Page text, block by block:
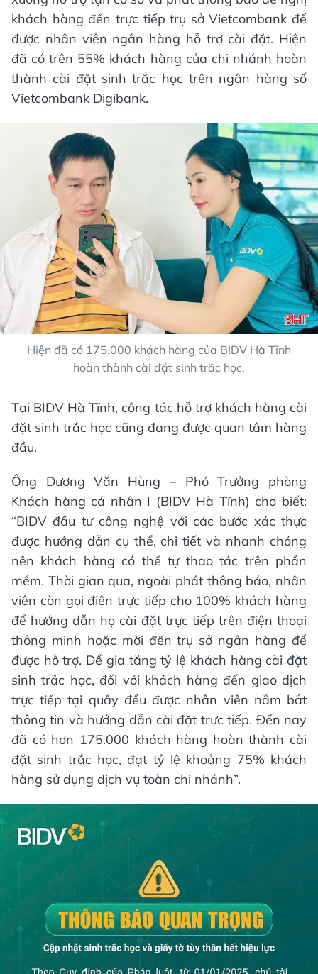
khách hàng đến trực tiếp trụ sở Vietcombank để
được nhân viên ngân hàng hỗ trợ cài đặt. Hiện
đã có trên 55% khách hàng của chi nhánh hoàn
thành cài đặt sinh trắc học trên ngân hàng số
Vietcombank Digibank.
Hiện đã có 175.000 khách hàng của BIDV Hà Tĩnh
hoàn thành cài đặt sinh trắc học.
Tại BIDV Hà Tĩnh, công tác hỗ trợ khách hàng cài
đặt sinh trắc học cũng đang được quan tâm hàng
đầu.
Ông Dương Văn Hùng – Phó Trưởng phòng
Khách hàng cá nhân I (BIDV Hà Tĩnh) cho biết:
“BIDV đầu tư công nghệ với các bước xác thực
được hướng dẫn cụ thể, chi tiết và nhanh chóng
nên khách hàng có thể tự thao tác trên phần
mềm. Thời gian qua, ngoài phát thông báo, nhân
viên còn gọi điện trực tiếp cho 100% khách hàng
để hướng dẫn họ cài đặt trực tiếp trên điện thoại
thông minh hoặc mời đến trụ sở ngân hàng để
được hỗ trợ. Để gia tăng tỷ lệ khách hàng cài đặt
sinh trắc học, đối với khách hàng đến giao dịch
trực tiếp tại quầy đều được nhân viên nắm bắt
thông tin và hướng dẫn cài đặt trực tiếp. Đến nay
đã có hơn 175.000 khách hàng hoàn thành cài
đặt sinh trắc học, đạt tỷ lệ khoảng 75% khách
hàng sử dụng dịch vụ toàn chi nhánh”.